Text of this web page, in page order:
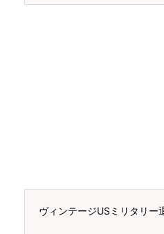
ヴィンテージUSミリタリー